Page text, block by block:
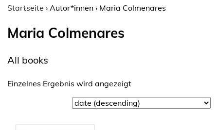
Startseite › Autor*innen › Maria Colmenares
Maria Colmenares
All books
Einzelnes Ergebnis wird angezeigt